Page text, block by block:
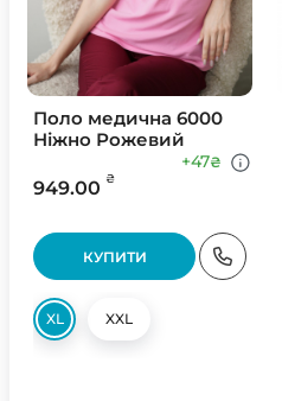
Поло медична 6000
Ніжно Рожевий
949.00 ₴
+47₴
КУПИТИ
XL XXL